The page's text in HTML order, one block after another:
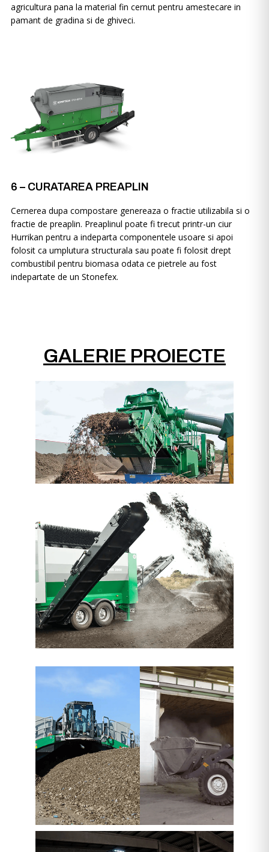
agricultura pana la material fin cernut pentru amestecare in
pamant de gradina si de ghiveci.
6 – CURATAREA PREAPLIN
Cernerea dupa compostare genereaza o fractie utilizabila si o
fractie de preaplin. Preaplinul poate fi trecut printr-un ciur
Hurrikan pentru a indeparta componentele usoare si apoi
folosit ca umplutura structurala sau poate fi folosit drept
combustibil pentru biomasa odata ce pietrele au fost
indepartate de un Stonefex.
GALERIE PROIECTE